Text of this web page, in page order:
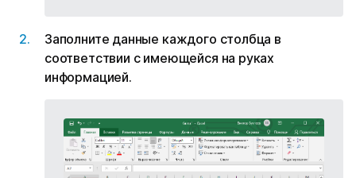
Заполните данные каждого столбца в
соответствии с имеющейся на руках
информацией.